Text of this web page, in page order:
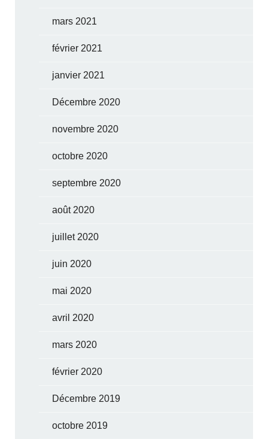
mars 2021
février 2021
janvier 2021
Décembre 2020
novembre 2020
octobre 2020
septembre 2020
août 2020
juillet 2020
juin 2020
mai 2020
avril 2020
mars 2020
février 2020
Décembre 2019
octobre 2019